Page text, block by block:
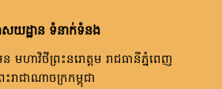
សយដ្ឋាន ទំនាក់ទំនង
ន មហាវិថីព្រះនរោត្តម រាជធានីភ្នំពេញ
ះរាជាណាចក្រកម្ពុជា